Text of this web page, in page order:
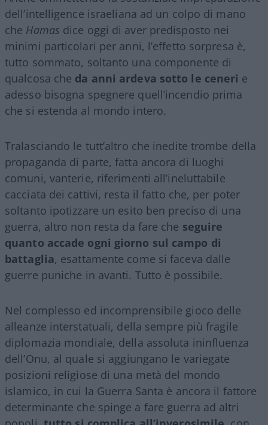
dell’intelligence israeliana ad un colpo di mano
che Hamas dice oggi di aver predisposto nei
minimi particolari per anni, l’effetto sorpresa è,
tutto sommato, soltanto una componente di
qualcosa che da anni ardeva sotto le ceneri e
adesso bisogna spegnere quell’incendio prima
che si estenda al mondo intero.
Tralasciando le tutt’altro che inedite trombe della
propaganda di parte, fatta ancora di luoghi
comuni, vanterie, riferimenti all’ineluttabile
cacciata dei cattivi, resta il fatto che, per poter
soltanto ipotizzare un esito ben preciso di una
guerra, altro non resta da fare che seguire
quanto accade ogni giorno sul campo di
battaglia, esattamente come si faceva dalle
guerre puniche in avanti. Tutto è possibile.
Nel complesso ed incomprensibile gioco delle
alleanze interstatuali, della sempre più fragile
diplomazia mondiale, della assoluta ininfluenza
dell’Onu, al quale si aggiungano le variegate
posizioni religiose di una metà del mondo
islamico, in cui la Guerra Santa è ancora il fattore
determinante che spinge a fare guerra ad altri